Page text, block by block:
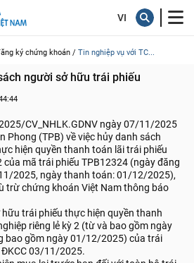
ký chứng khoán / Tin nghiệp vụ với TC...
người sở hữu trái phiếu
CV_NHLK.GDNV ngày 07/11/2025
Phong (TPB) về việc hủy danh sách
hiện quyền thanh toán lãi trái phiếu
của mã trái phiếu TPB12324 (ngày đăng
2025, ngày thanh toán: 01/12/2025),
trừ chứng khoán Việt Nam thông báo
trái phiếu thực hiện quyền thanh
riêng lẻ kỳ 2 (từ và bao gồm ngày
bao gồm ngày 01/12/2025) của trái
03/11/2025.